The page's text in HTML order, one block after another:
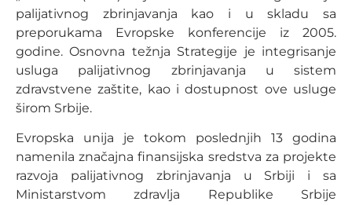
palijativnog zbrinjavanja kao i u skladu sa
preporukama Evropske konferencije iz 2005.
godine. Osnovna težnja Strategije je integrisanje
usluga palijativnog zbrinjavanja u sistem
zdravstvene zaštite, kao i dostupnost ove usluge
širom Srbije.
Evropska unija je tokom poslednjih 13 godina
namenila značajna finansijska sredstva za projekte
razvoja palijativnog zbrinjavanja u Srbiji i sa
Ministarstvom zdravlja Republike Srbije